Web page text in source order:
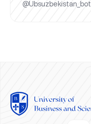
@Ubsuzbekistan_bot